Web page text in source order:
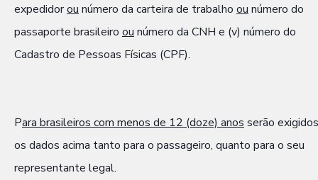
expedidorou número da carteira de trabalho ou número do
passaporte brasileiro ou número da CNH e (v) número do
Cadastro de Pessoas Físicas (CPF).
Para brasileiros com menos de 12 (doze) anos serão exigidos
os dados acima tanto para o passageiro, quanto para o seu
representante legal.